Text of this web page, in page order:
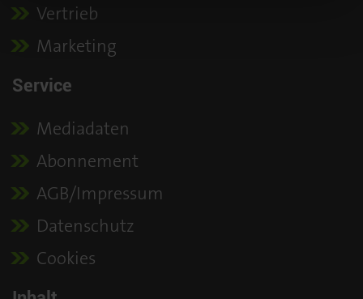
Vertrieb
Marketing
Service
Mediadaten
Abonnement
AGB/Impressum
Datenschutz
Cookies